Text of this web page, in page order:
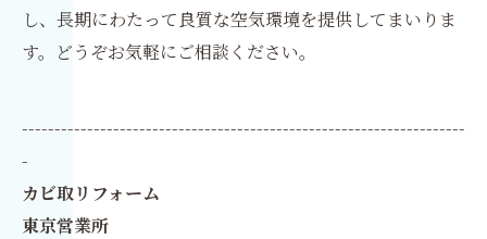
し、長期にわたって良質な空気環境を提供してまいりま
す。どうぞお気軽にご相談ください。
--------------------------------------------------------------------
-
カビ取リフォーム
東京営業所